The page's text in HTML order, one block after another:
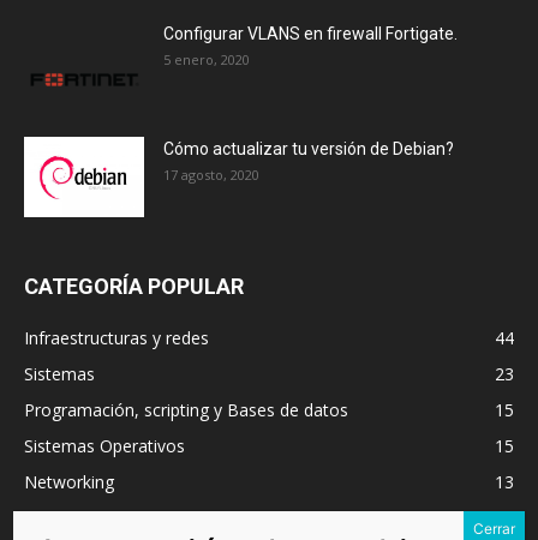
Configurar VLANS en firewall Fortigate.
5 enero, 2020
Cómo actualizar tu versión de Debian?
17 agosto, 2020
CATEGORÍA POPULAR
Infraestructuras y redes
44
Sistemas
23
Programación, scripting y Bases de datos
15
Sistemas Operativos
15
Networking
13
VMware
11